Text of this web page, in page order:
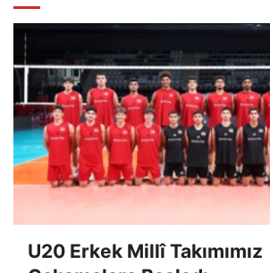
U20 Erkek Millî Takımımız